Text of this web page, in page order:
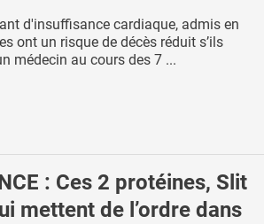
d'insuffisance cardiaque, admis en
ont un risque de décès réduit s’ils
médecin au cours des 7 ...
: Ces 2 protéines, Slit
mettent de l’ordre dans